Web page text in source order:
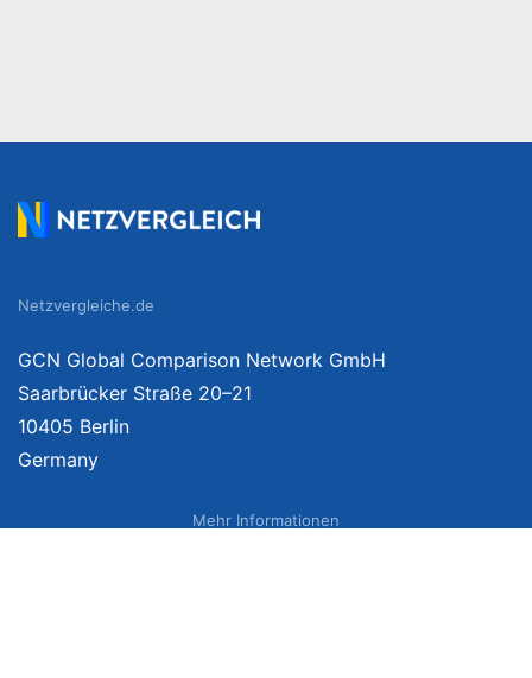
Netzvergleiche.de
GCN Global Comparison Network GmbH
Saarbrücker Straße 20–21
10405 Berlin
Germany
Mehr Informationen